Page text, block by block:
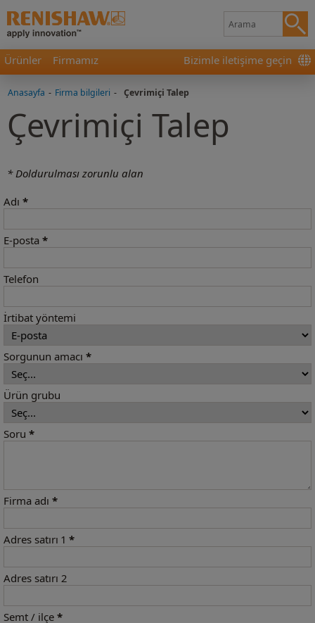
Ürünler Firmamız Bizimle iletişime geçin
Anasayfa - Firma bilgileri - Çevrimiçi Talep
Çevrimiçi Talep
* Doldurulması zorunlu alan
Adı *
E-posta *
Telefon
İrtibat yöntemi
Sorgunun amacı *
Ürün grubu
Soru *
Firma adı *
Adres satırı 1 *
Adres satırı 2
Semt / ilçe *